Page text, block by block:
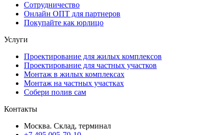
Сотрудничество
Онлайн ОПТ для партнеров
Покупайте как юрлицо
Услуги
Проектирование для жилых комплексов
Проектирование для частных участков
Монтаж в жилых комплексах
Монтаж на частных участках
Собери полив сам
Контакты
Москва. Склад, терминал